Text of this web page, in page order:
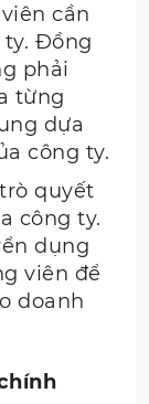
cần
Đồng
phải
từng
dựa
công ty.
quyết
công ty.
dụng
viên để
doanh